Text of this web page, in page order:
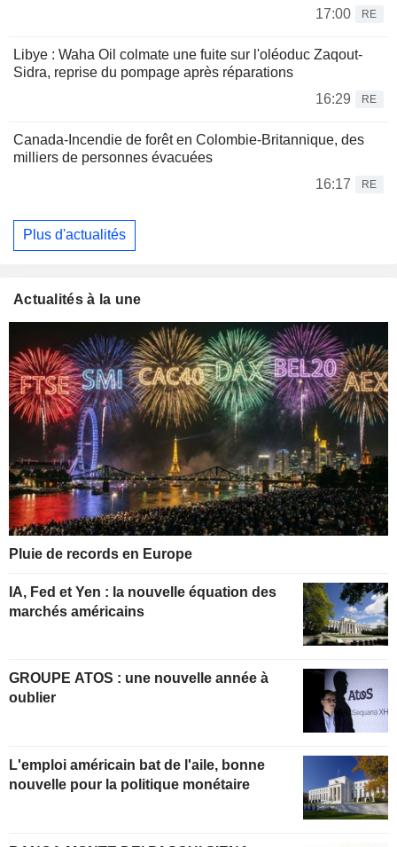
17:00 RE
Libye : Waha Oil colmate une fuite sur l'oléoduc Zaqout-
Sidra, reprise du pompage après réparations
16:29
RE
Canada-Incendie de forêt en Colombie-Britannique, des
milliers de personnes évacuées
16:17
RE
Plus d'actualités
Actualités à la une
Pluie de records en Europe
IA, Fed et Yen : la nouvelle équation des
marchés américains
GROUPE ATOS : une nouvelle année à
oublier
L'emploi américain bat de l'aile, bonne
nouvelle pour la politique monétaire